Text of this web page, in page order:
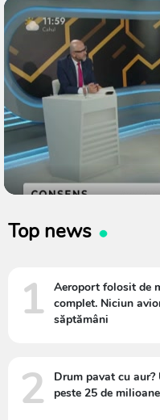
Top news
1
Aeroport folosit de
complet. Niciun
săptămâni
2
Drum pavat cu
peste 25 de